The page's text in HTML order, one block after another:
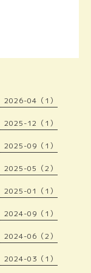
2026-04（1）
2025-12（1）
2025-09（1）
2025-05（2）
2025-01（1）
2024-09（1）
2024-06（2）
2024-03（1）